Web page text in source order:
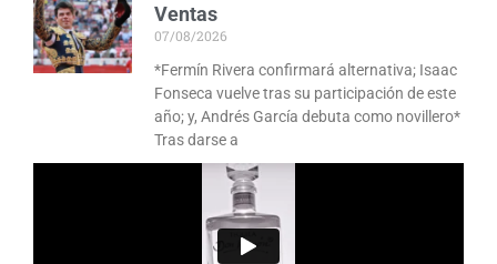
Ventas
07/08/2026
*Fermín Rivera confirmará alternativa; Isaac
Fonseca vuelve tras su participación de este
año; y, Andrés García debuta como novillero*
Tras darse a